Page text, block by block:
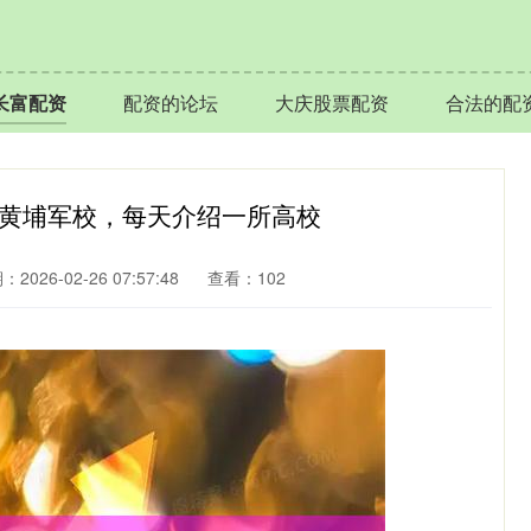
富配资 配资的论坛 大庆股票配资 合法的配
埔军校，每天介绍一所高校
2026-02-26 07:57:48 查看：102